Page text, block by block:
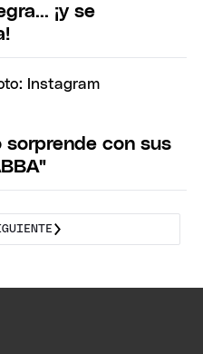
¡y se
sorprende con sus